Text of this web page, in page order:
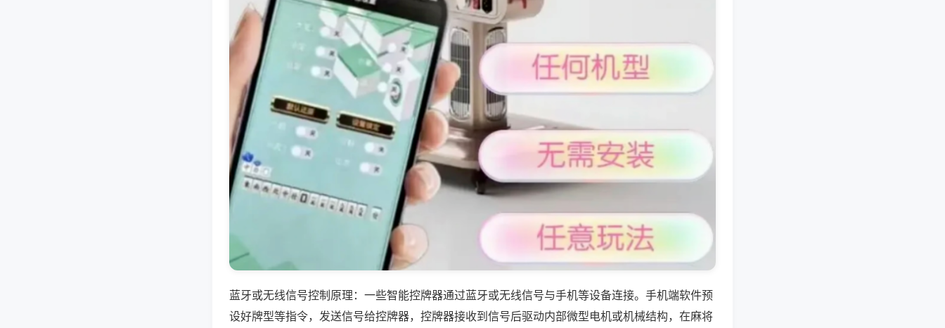
蓝牙或无线信号控制原理：一些智能控牌器通过蓝牙或无线信号与手机等设备连接。手机端软件预
设好牌型等指令，发送信号给控牌器，控牌器接收到信号后驱动内部微型电机或机械结构，在麻将